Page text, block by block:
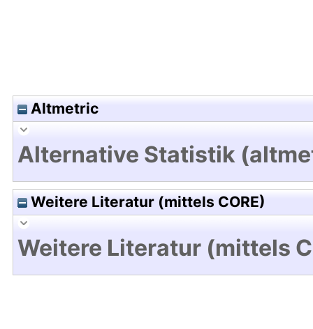
Altmetric
Alternative Statistik
Weitere Literatur (mittels CORE)
Weitere Literatur (mittels